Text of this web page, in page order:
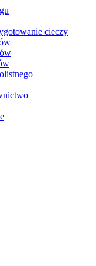
cieczy